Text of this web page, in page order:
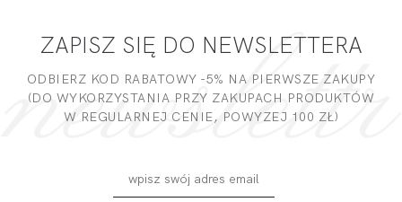
ZAPISZ SIĘ DO NEWSLETTERA
ODBIERZ KOD RABATOWY -5% NA PIERWSZE ZAKUPY
(DO WYKORZYSTANIA PRZY ZAKUPACH PRODUKTÓW
W REGULARNEJ CENIE, POWYZEJ 100 ZŁ)